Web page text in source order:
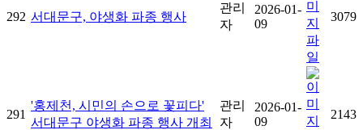
292 서대문구, 야생화 파종 행사
관리
자
2026-01-
09
3079
291
'홍제천, 시민의 손으로 꽃피다'
서대문구 야생화 파종 행사 개최
관리
자
2026-01-
09
2143